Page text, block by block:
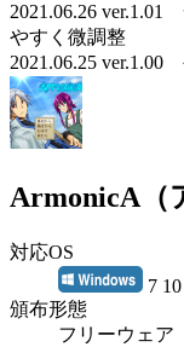
2021.06.26
やすく微調整
2021.06.25 ver.1.00
ArmonicA（
対応OS
7 10
頒布形態
フリーウェア